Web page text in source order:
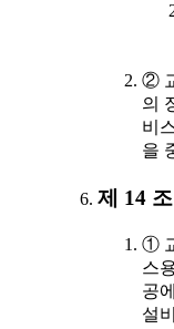
②
의
비
을
제 14
①
스
공
설